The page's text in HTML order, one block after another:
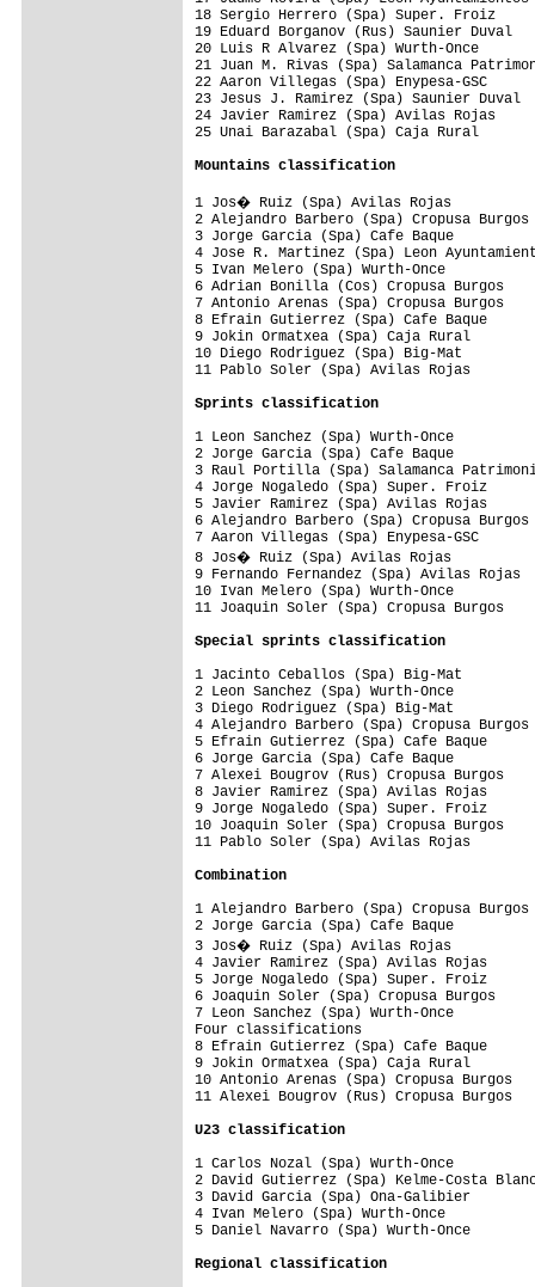
18 Sergio Herrero (Spa) Super.
19 Eduard Borganov (Rus) Saunier
20 Luis R Alvarez (Spa) Wurth-
21 Juan M. Rivas (Spa) Salamanca
22 Aaron Villegas (Spa) Enypesa-
23 Jesus J. Ramirez (Spa) Saunier
24 Javier Ramirez (Spa) Avilas
25 Unai Barazabal (Spa) Caja
Mountains classification
1 Jos� Ruiz (Spa) Avilas Rojas
2 Alejandro Barbero (Spa) Cropusa
3 Jorge Garcia (Spa) Cafe Baque
4 Jose R. Martinez (Spa) Leon
5 Ivan Melero (Spa) Wurth-Once
6 Adrian Bonilla (Cos) Cropusa
7 Antonio Arenas (Spa) Cropusa
8 Efrain Gutierrez (Spa) Cafe
9 Jokin Ormatxea (Spa) Caja
10 Diego Rodriguez (Spa) Big-Mat
11 Pablo Soler (Spa) Avilas Rojas
Sprints classification
1 Leon Sanchez (Spa) Wurth-Once
2 Jorge Garcia (Spa) Cafe Baque
3 Raul Portilla (Spa) Salamanca
4 Jorge Nogaledo (Spa) Super.
5 Javier Ramirez (Spa) Avilas
6 Alejandro Barbero (Spa) Cropusa
7 Aaron Villegas (Spa) Enypesa-
8 Jos� Ruiz (Spa) Avilas Rojas
9 Fernando Fernandez (Spa) Avilas
10 Ivan Melero (Spa) Wurth-Once
11 Joaquin Soler (Spa) Cropusa
Special sprints classification
1 Jacinto Ceballos (Spa) Big-Mat
2 Leon Sanchez (Spa) Wurth-Once
3 Diego Rodriguez (Spa) Big-Mat
4 Alejandro Barbero (Spa) Cropusa
5 Efrain Gutierrez (Spa) Cafe
6 Jorge Garcia (Spa) Cafe Baque
7 Alexei Bougrov (Rus) Cropusa
8 Javier Ramirez (Spa) Avilas
9 Jorge Nogaledo (Spa) Super.
10 Joaquin Soler (Spa) Cropusa
11 Pablo Soler (Spa) Avilas Rojas
Combination
1 Alejandro Barbero (Spa) Cropusa
2 Jorge Garcia (Spa) Cafe Baque
3 Jos� Ruiz (Spa) Avilas Rojas
4 Javier Ramirez (Spa) Avilas
5 Jorge Nogaledo (Spa) Super.
6 Joaquin Soler (Spa) Cropusa
7 Leon Sanchez (Spa) Wurth-Once
Four classifications
8 Efrain Gutierrez (Spa) Cafe
9 Jokin Ormatxea (Spa) Caja
10 Antonio Arenas (Spa) Cropusa
11 Alexei Bougrov (Rus) Cropusa
U23 classification
1 Carlos Nozal (Spa) Wurth-Once
2 David Gutierrez (Spa) Kelme-Costa
3 David Garcia (Spa) Ona-Galibier
4 Ivan Melero (Spa) Wurth-Once
5 Daniel Navarro (Spa) Wurth-Once
Regional classification